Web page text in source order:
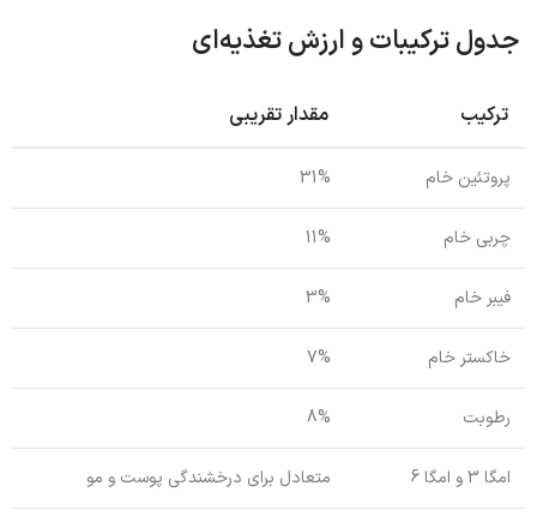
جدول ترکیبات و ارزش تغذیه‌ای
ترکیب مقدار تقریبی
پروتئین خام 31%
چربی خام 11%
فیبر خام 3%
خاکستر خام 7%
رطوبت 8%
امگا 3 و امگا 6 متعادل برای درخشندگی پوست و مو